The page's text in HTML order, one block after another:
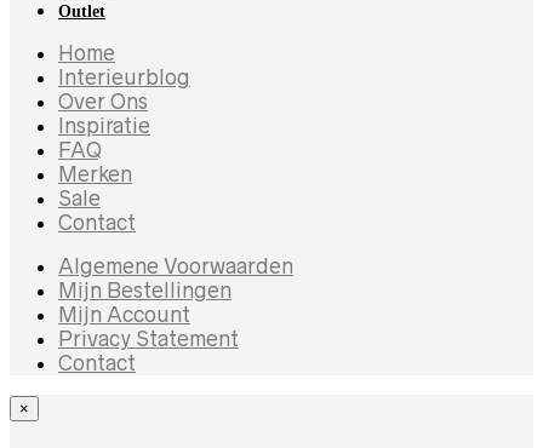
Outlet
Home
Interieurblog
Over Ons
Inspiratie
FAQ
Merken
Sale
Contact
Algemene Voorwaarden
Mijn Bestellingen
Mijn Account
Privacy Statement
Contact
×